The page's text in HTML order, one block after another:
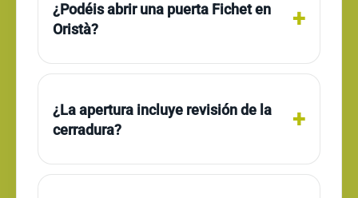
¿Podéis abrir una puerta Fichet en
Oristà?
¿La apertura incluye revisión de la
cerradura?